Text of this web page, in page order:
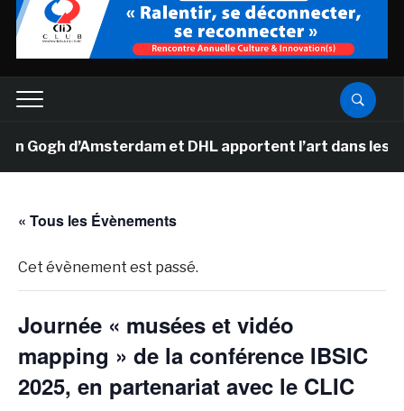
Gogh d’Amsterdam et DHL apportent l’art dans les
« Tous les Évènements
Cet évènement est passé.
Journée « musées et vidéo
mapping » de la conférence IBSIC
2025, en partenariat avec le CLIC